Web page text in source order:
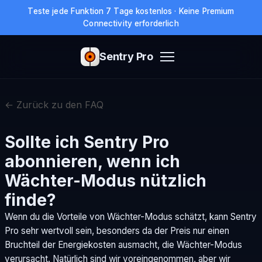
Teste jede Funktion 7 Tage kostenlos · Keine Premium
Connectivity erforderlich
Sentry Pro
← Zurück zu den FAQ
Sollte ich Sentry Pro
abonnieren, wenn ich
Wächter-Modus nützlich
finde?
Wenn du die Vorteile von Wächter-Modus schätzt, kann Sentry
Pro sehr wertvoll sein, besonders da der Preis nur einen
Bruchteil der Energiekosten ausmacht, die Wächter-Modus
verursacht. Natürlich sind wir voreingenommen, aber wir